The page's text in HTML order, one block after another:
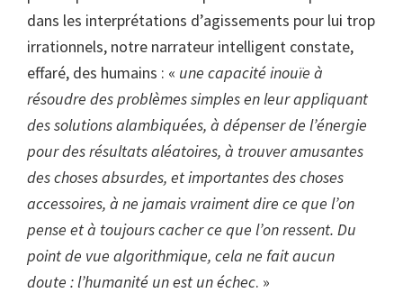
dans les interprétations d’agissements pour lui trop
irrationnels, notre narrateur intelligent constate,
effaré, des humains : « une capacité inouïe à
résoudre des problèmes simples en leur appliquant
des solutions alambiquées, à dépenser de l’énergie
pour des résultats aléatoires, à trouver amusantes
des choses absurdes, et importantes des choses
accessoires, à ne jamais vraiment dire ce que l’on
pense et à toujours cacher ce que l’on ressent. Du
point de vue algorithmique, cela ne fait aucun
doute : l’humanité un est un échec. »